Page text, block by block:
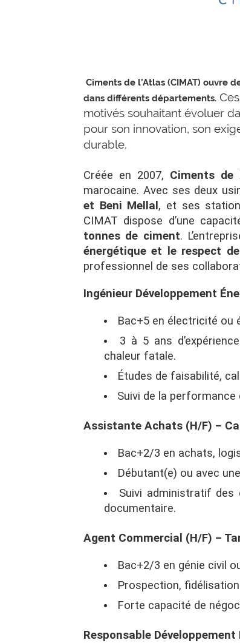
Ciments de l’Atlas (CIMAT)
dans différents départements.
motivés souhaitant évoluer
pour son innovation, son
durable.
Créée en 2007, Ciments de
marocaine. Avec ses deux
et Beni Mellal , et ses
CIMAT dispose d’une
tonnes de ciment.
énergétique et le respect de
professionnel de ses
Ingénieur Développement
Bac+5 en électricité ou
3 à 5 ans
chaleur fatale.
Études de faisabilité,
Suivi de la
Assistante Achats (H/F) –
Bac+2/3 en achats,
Débutant(e) ou avec
Suivi administratif des
documentaire.
Agent Commercial (H/F) –
Bac+2/3 en génie civil
Prospection,
Forte capacité de
Responsable